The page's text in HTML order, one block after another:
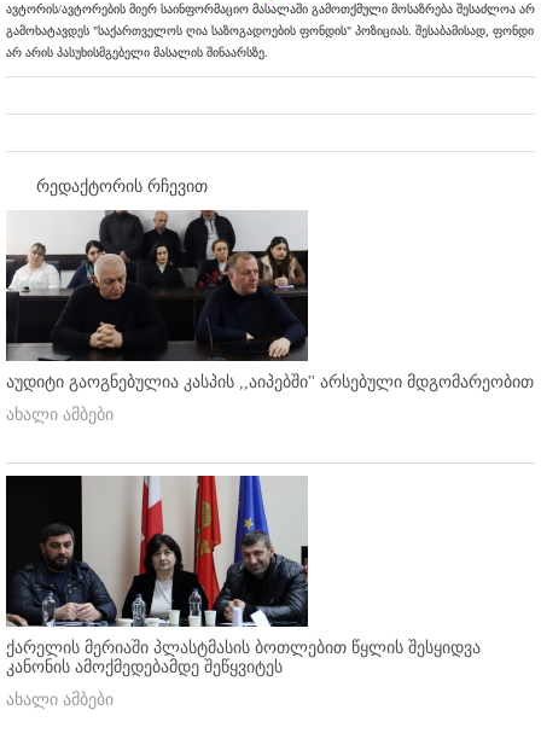
ავტორის/ავტორების მიერ საინფორმაციო მასალაში გამოთქმული მოსაზრება შესაძლოა არ
გამოხატავდეს "საქართველოს ღია საზოგადოების ფონდის" პოზიციას. შესაბამისად, ფონდი
არ არის პასუხისმგებელი მასალის შინაარსზე.
რედაქტორის რჩევით
აუდიტი გაოგნებულია კასპის ,,აიპებში'' არსებული მდგომარეობით
ახალი ამბები
ქარელის მერიაში პლასტმასის ბოთლებით წყლის შესყიდვა
კანონის ამოქმედებამდე შეწყვიტეს
ახალი ამბები